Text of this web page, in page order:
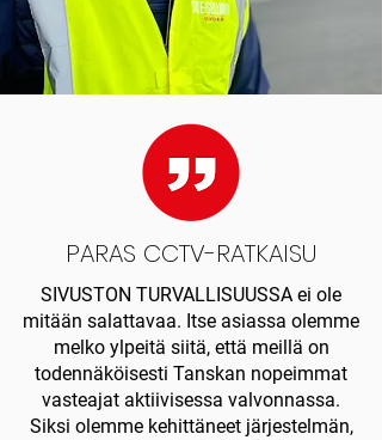
PARAS CCTV-RATKAISU
SIVUSTON TURVALLISUUSSA ei ole
mitään salattavaa. Itse asiassa olemme
melko ylpeitä siitä, että meillä on
todennäköisesti Tanskan nopeimmat
vasteajat aktiivisessa valvonnassa.
Siksi olemme kehittäneet järjestelmän,